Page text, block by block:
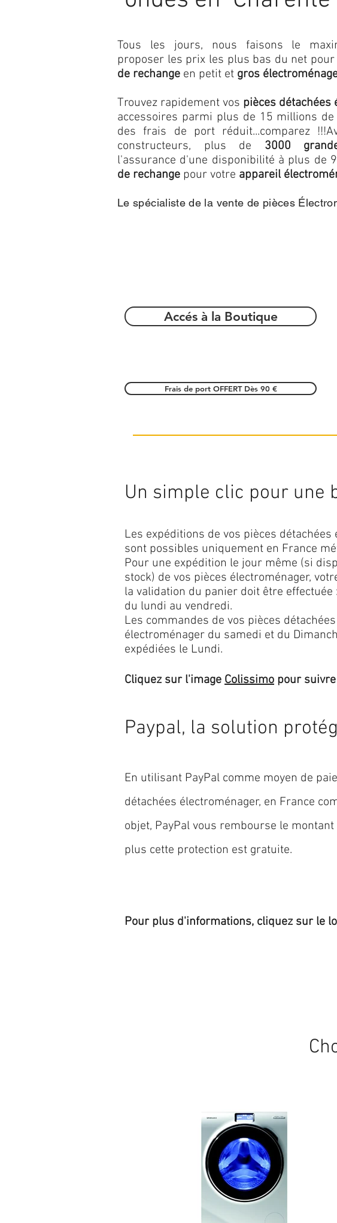
Tous les jours, nous faisons le
proposer les prix les plus bas du net pour
de rechange en petit et gros
Trouvez rapidement vos pièces détachées
accessoires parmi plus de 15 millions de
des frais de port réduit...comparez !!!
constructeurs, plus de 3000
l'assurance d'une disponibilité à plus de
de rechange pour votre appareil
Le spécialiste de la vente de pièces
Accés à la Boutique
Frais de port OFFERT Dès 90 €
Un simple clic pour une
Les expéditions de vos pièces détachées
sont possibles uniquement en France
Pour une expédition le jour même (si
stock) de vos pièces électroménager,
la validation du panier doit être effectuée
du lundi au vendredi.
Les commandes de vos pièces détachées
électroménager du samedi et du
expédiées le Lundi.
Cliquez sur l'image Colissimo pour
Paypal, la solution
En utilisant PayPal comme moyen de
détachées électroménager, en France
objet, PayPal vous rembourse le
plus cette protection est gratuite.
Pour plus d'informations, cliquez sur le